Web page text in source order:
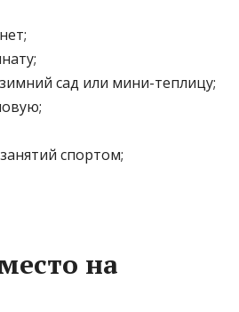
сад или мини-теплицу;
спортом;
на